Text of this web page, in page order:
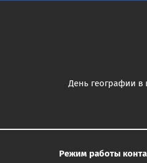
День географии в
Режим работы